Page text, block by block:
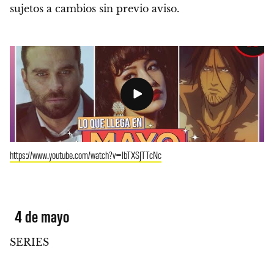
sujetos a cambios sin previo aviso.
https://www.youtube.com/watch?v=lbTXSJTTcNc
4 de mayo
SERIES